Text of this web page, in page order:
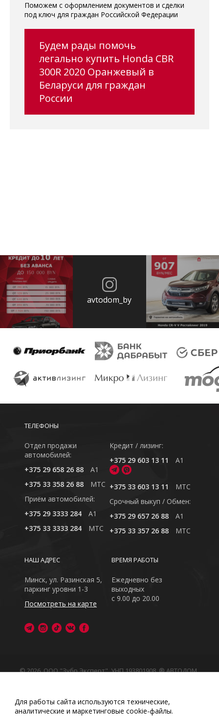
Поможем с оформлением документов и сделки
под ключ для граждан Российской Федерации
Будем рады помочь
легально купить Honda CBR
300R 2020 Оранжевый в
Беларуси для граждан
России
avtodom_by
ТЕЛЕФОНЫ
Отдел продажи
автомобилей:
+375 29 658 26 88
A1
+375 33 358 26 88
MTC
Приём автомобилей:
+375 29 3333 284
A1
+375 33 3333 284
MTC
Кредит / лизинг:
+375 29 603 13 11
A1
+375 33 603 13 11
MTC
Cрочный выкуп / Обмен:
+375 29 657 26 88
A1
+375 33 357 26 88
MTC
ВРЕМЯ РАБОТЫ
Ежедневно без
выходных
с 9.00 до 20.00
НАШ АДРЕС
Минск, ул. Разинская 5,
паркинг уровни 1-3
Посмотреть на карте
© 2026, ООО "Зубр Эксперт", УНП 193801908. ® АВТОДОМ
Обращаем Ваше внимание на то, что данный интернет-
сайт носит исключительно информационный характер
Любое использование либо копирование материалов
Для работы сайта используются технические,
аналитические и маркетинговые сооkіе-файлы.